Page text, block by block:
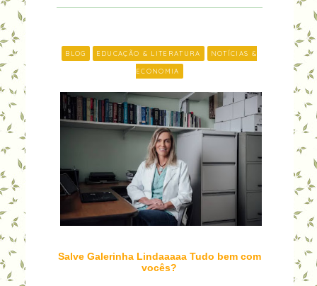
BLOG EDUCAÇÃO & LITERATURA NOTÍCIAS &
ECONOMIA
Salve Galerinha Lindaaaaa Tudo bem com
vocês?